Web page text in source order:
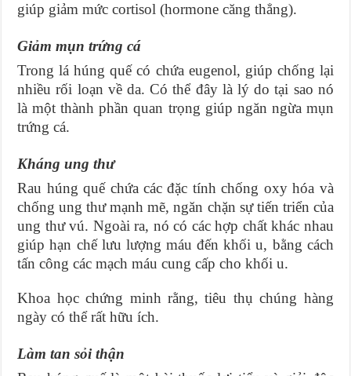
giúp giảm mức cortisol (hormone căng thẳng).
Giảm mụn trứng cá
Trong lá húng quế có chứa eugenol, giúp chống lại
nhiều rối loạn về da. Có thể đây là lý do tại sao nó
là một thành phần quan trọng giúp ngăn ngừa mụn
trứng cá.
Kháng ung thư
Rau húng quế chứa các đặc tính chống oxy hóa và
chống ung thư mạnh mẽ, ngăn chặn sự tiến triển của
ung thư vú. Ngoài ra, nó có các hợp chất khác nhau
giúp hạn chế lưu lượng máu đến khối u, bằng cách
tấn công các mạch máu cung cấp cho khối u.
Khoa học chứng minh rằng, tiêu thụ chúng hàng
ngày có thể rất hữu ích.
Làm tan sỏi thận